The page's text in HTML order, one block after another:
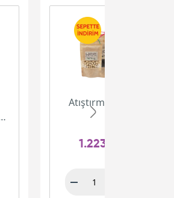
Atıştırmalık Paketi
1.223,00 TL